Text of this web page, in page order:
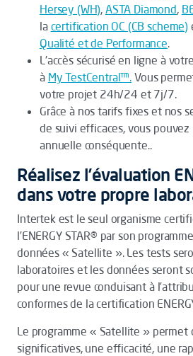
Hersey (WH), ASTA Diamond,
la certification OC (CB scheme)
Qualité et de Performance.
L'accès sécurisé en ligne à
à My TestCentral™. Vous
votre projet 24h/24 et 7j/7.
Grâce à nos tarifs fixes et nos
de suivi efficaces, vous
annuelle conséquente..
Réalisez l’évaluation
dans votre propre
Intertek est le seul organisme
l’ENERGY STAR® par son
données « Satellite ». Les tests
laboratoires et les données seront
pour une revue conduisant à
conformes de la certification
Le programme « Satellite » permet
significatives, une efficacité, une